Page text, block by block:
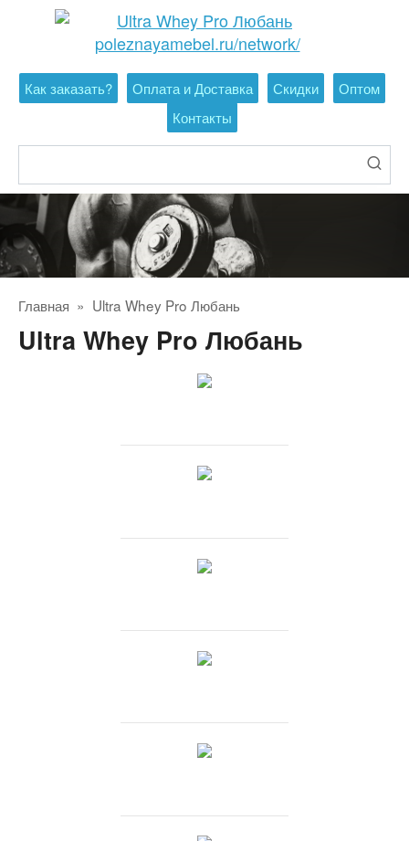
Перейти
Как заказать? Оплата и Доставка Скидки
Оптом
Контакты
Главная » Ultra Whey Pro Любань
Ultra Whey Pro Любань